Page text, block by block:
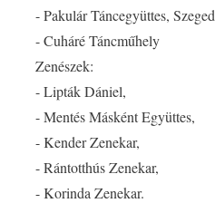
- Pakulár Táncegyüttes, Szeged
- Cuháré Táncműhely
Zenészek:
- Lipták Dániel,
- Mentés Másként Együttes,
- Kender Zenekar,
- Rántotthús Zenekar,
- Korinda Zenekar.